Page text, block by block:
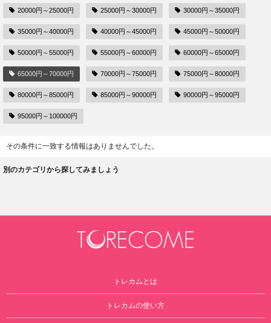
20000円～25000円 25000円～30000円 30000円～35000円
35000円～40000円 40000円～45000円 45000円～50000円
50000円～55000円 55000円～60000円 60000円～65000円
65000円～70000円 70000円～75000円 75000円～80000円
80000円～85000円 85000円～90000円 90000円～95000円
95000円～100000円
その条件に一致する情報はありませんでした。
別のカテゴリから探してみましょう
トレカムとは
トレカムの使い方